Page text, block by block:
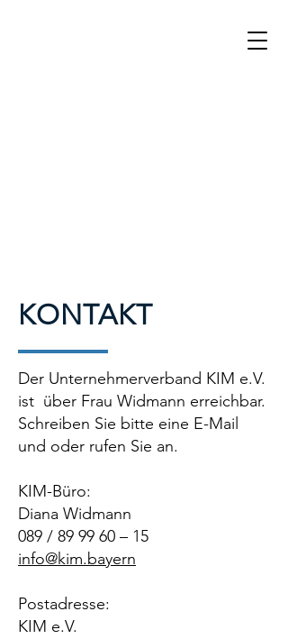
KONTAKT
Der Unternehmerverband KIM e.V.
ist über Frau Widmann erreichbar.
Schreiben Sie bitte eine E-Mail
und oder rufen Sie an.
KIM-Büro:
Diana Widmann
089 / 89 99 60 – 15
info@kim.bayern
Postadresse:
KIM e.V.